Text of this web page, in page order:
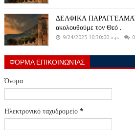
ΔΕΛΦΙΚΑ
ακολουθούμε τον Θεό .
9/24/2025 10:30:00 π.μ. 0
ΦΌΡΜΑ ΕΠΙΚΟΙΝΩΝΊΑΣ
Όνομα
Ηλεκτρονικό ταχυδρομείο *